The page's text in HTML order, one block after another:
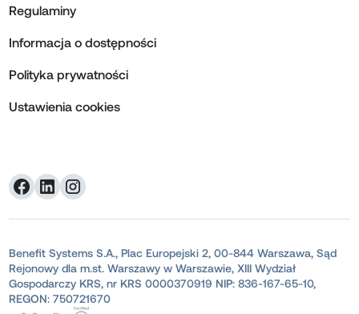
Regulaminy
Informacja o dostępności
Polityka prywatności
Ustawienia cookies
Benefit Systems S.A., Plac Europejski 2, 00-844 Warszawa, Sąd
Rejonowy dla m.st. Warszawy w Warszawie, XIII Wydział
Gospodarczy KRS, nr KRS 0000370919 NIP: 836-167-65-10,
REGON: 750721670